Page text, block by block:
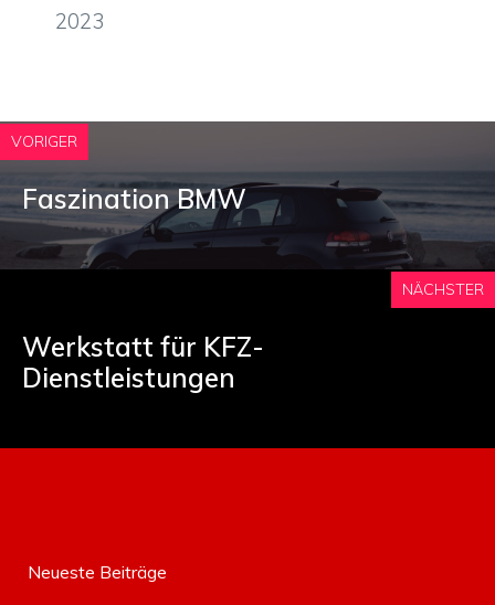
2023
VORIGER
Faszination BMW
NÄCHSTER
Werkstatt für KFZ-
Dienstleistungen
Neueste Beiträge